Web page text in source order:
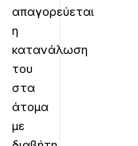
απαγορεύεται
η
κατανάλωση
του
στα
άτομα
με